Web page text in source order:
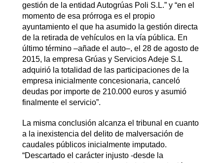
gestión de la entidad Autogrúas Poli S.L.” y “en el
momento de esa prórroga es el propio
ayuntamiento el que ha asumido la gestión directa
de la retirada de vehículos en la vía pública. En
último término –añade el auto–, el 28 de agosto de
2015, la empresa Grúas y Servicios Adeje S.L
adquirió la totalidad de las participaciones de la
empresa inicialmente concesionaria, canceló
deudas por importe de 210.000 euros y asumió
finalmente el servicio”.
La misma conclusión alcanza el tribunal en cuanto
a la inexistencia del delito de malversación de
caudales públicos inicialmente imputado.
“Descartado el carácter injusto -desde la